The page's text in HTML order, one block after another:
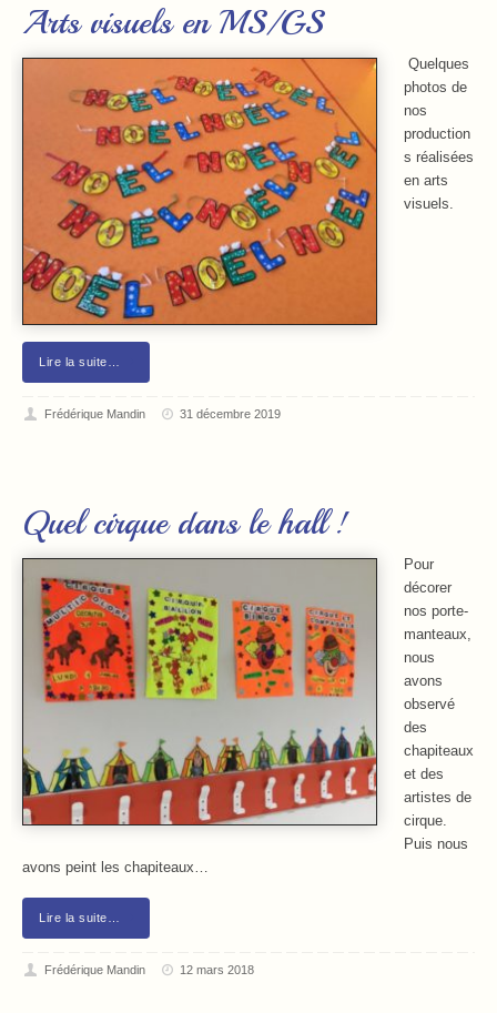
Arts visuels en MS/GS
Quelques
photos de
nos
production
s réalisées
en arts
visuels.
Lire la suite…
Frédérique Mandin 31 décembre 2019
Quel cirque dans le hall !
Pour
décorer
nos porte-
manteaux,
nous
avons
observé
des
chapiteaux
et des
artistes de
cirque.
Puis nous
avons peint les chapiteaux…
Lire la suite…
Frédérique Mandin 12 mars 2018